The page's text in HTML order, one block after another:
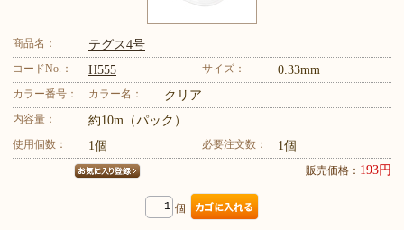
商品名： テグス4号
コードNo.： H555 サイズ： 0.33mm
カラー番号： カラー名： クリア
内容量： 約10m（パック）
使用個数： 1個 必要注文数： 1個
販売価格： 193円
個